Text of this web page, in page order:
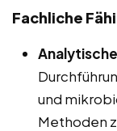
Fachliche
und
Methoden